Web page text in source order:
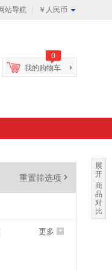
站导航 ￥人民币
0
我的购物车
重置筛选项 '
更多 6
展
开
商
品
对
比